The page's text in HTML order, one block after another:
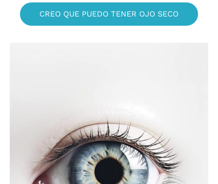
CREO QUE PUEDO TENER OJO SECO